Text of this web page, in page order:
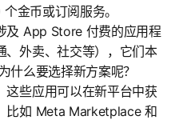
金币或订阅服务。
及 App Store 付费的应用程
、外卖、社交等），它们本
什么要选择新方案呢？
这些应用可以在新平台中获
比如 Meta Marketplace 和